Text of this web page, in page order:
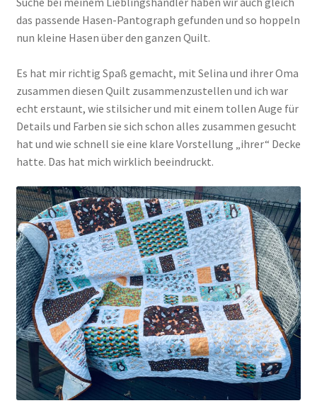
das passende Hasen-Pantograph gefunden und so hoppeln
nun kleine Hasen über den ganzen Quilt.
Es hat mir richtig Spaß gemacht, mit Selina und ihrer Oma
zusammen diesen Quilt zusammenzustellen und ich war
echt erstaunt, wie stilsicher und mit einem tollen Auge für
Details und Farben sie sich schon alles zusammen gesucht
hat und wie schnell sie eine klare Vorstellung „ihrer“ Decke
hatte. Das hat mich wirklich beeindruckt.